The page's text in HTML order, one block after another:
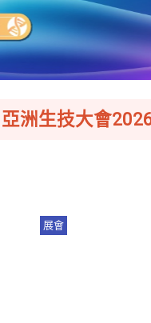
亞洲生技大會
2026亞洲生技大
展會